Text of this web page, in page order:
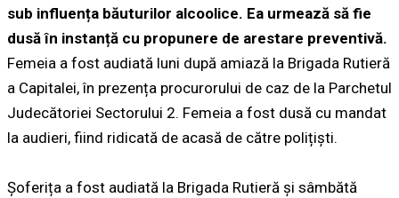
sub influența băuturilor alcoolice. Ea urmează să fie
dusă în instanță cu propunere de arestare preventivă.
Femeia a fost audiată luni după amiază la Brigada Rutieră
a Capitalei, în prezența procurorului de caz de la Parchetul
Judecătoriei Sectorului 2. Femeia a fost dusă cu mandat
la audieri, fiind ridicată de acasă de către polițiști.
Șoferița a fost audiată la Brigada Rutieră și sâmbătă